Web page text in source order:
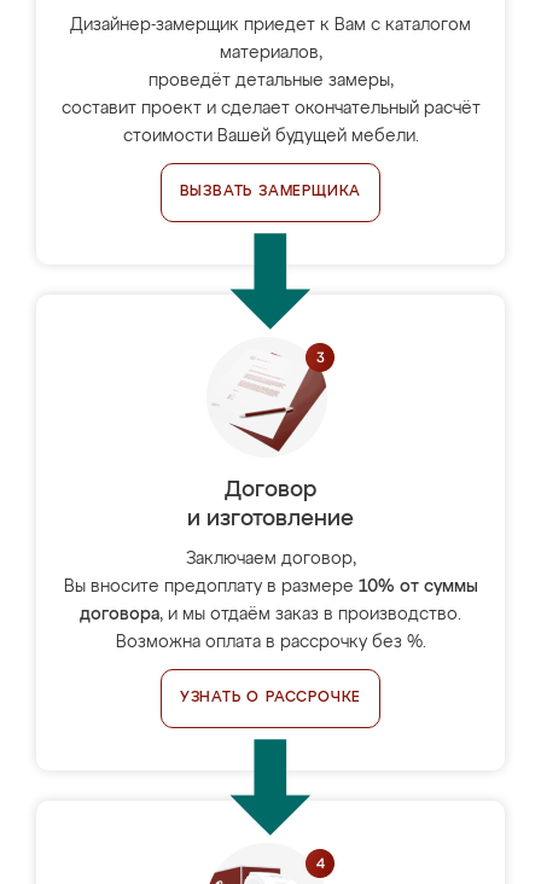
Дизайнер-замерщик приедет к Вам с каталогом
материалов,
проведёт детальные замеры,
составит проект и сделает окончательный расчёт
стоимости Вашей будущей мебели.
ВЫЗВАТЬ ЗАМЕРЩИКА
Договор
и изготовление
Заключаем договор,
Вы вносите предоплату в размере 10% от суммы
договора, и мы отдаём заказ в производство.
Возможна оплата в рассрочку без %.
УЗНАТЬ О РАССРОЧКЕ